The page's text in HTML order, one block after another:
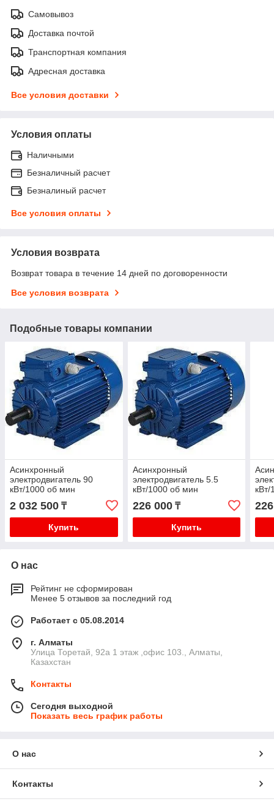
Самовывоз
Доставка почтой
Транспортная компания
Адресная доставка
Все условия доставки
Условия оплаты
Наличными
Безналичный расчет
Безналиный расчет
Все условия оплаты
Условия возврата
Возврат товара в течение 14 дней по договоренности
Все условия возврата
Подобные товары компании
Асинхронный
электродвигатель 90
кВт/1000 об мин
2 032 500 ₸
Купить
Асинхронный
электродвигатель 5.5
кВт/1000 об мин
226 000₸
Купить
О нас
Рейтинг не сформирован
Менее 5 отзывов за последний год
Работает с 05.08.2014
г. Алматы
​Улица Торетай, 92а​ 1 этаж ,офис 103., Алматы,
Казахстан
Контакты
Сегодня выходной
Показать весь график работы
О нас
Контакты